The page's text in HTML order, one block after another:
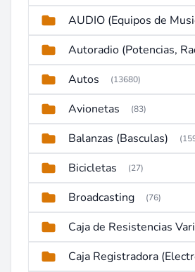
Autos (13680)
Avionetas (83)
Balanzas (Basculas)
Bicicletas (27)
Broadcasting (76)
Caja de Resistencias